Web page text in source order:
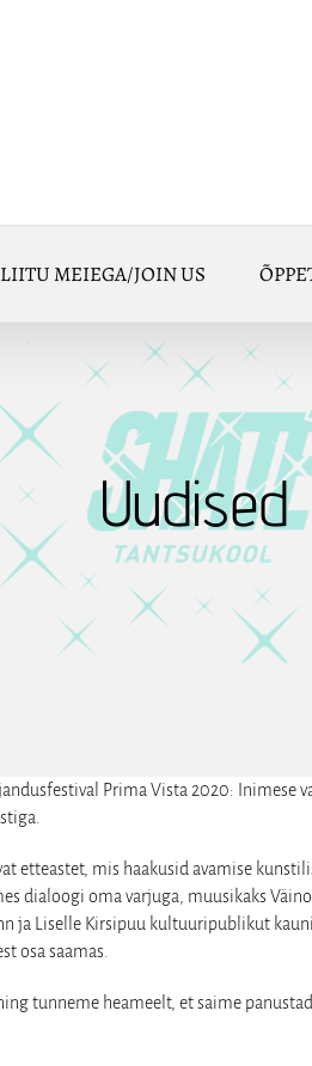
LIITU MEIEGA/JOIN US
Uudised
Prima Vista 2020: Inimese
etteastet, mis haakusid avamise
dialoogi oma varjuga, muusikaks Väino
ja Liselle Kirsipuu kultuuripublikut
osa saamas.
tunneme heameelt, et saime